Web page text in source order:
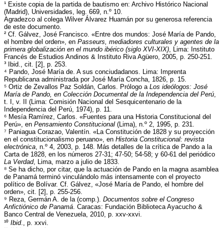
¹ Existe copia de la partida de bautismo en: Archivo Histórico Nacional
(Madrid), Universidades, leg. 669, n.º 10.
Agradezco al colega Wilver Álvarez Huamán por su generosa referencia
de este documento.
² Cf. Gálvez, José Francisco. «Entre dos mundos: José María de Pando,
el hombre del orden», en Passeurs, mediadores culturales y agentes de la
primera globalización en el mundo ibérico (siglo XVI-XIX), Lima: Instituto
Francés de Estudios Andinos & Instituto Riva Agüero, 2005, p. 250-251.
³ Ibid., cit. [2], p. 253.
⁴ Pando, José María de. A sus conciudadanos. Lima: Imprenta
Republicana administrada por José María Concha, 1826, p. 15.
⁵ Ortiz de Zevallos Paz Soldán, Carlos. Prólogo a Los ideólogos: José
María de Pando, en Colección Documental de la Independencia del Perú,
t. I, v. II (Lima: Comisión Nacional del Sesquicentenario de la
Independencia del Perú, 1974), p. 11.
⁶ Mesía Ramírez, Carlos. «Fuentes para una Historia Constitucional del
Perú», en Pensamiento Constitucional (Lima), n.º 2, 1995, p. 231.
⁷ Paniagua Corazao, Valentín. «La Constitución de 1828 y su proyección
en el constitucionalismo peruano», en Historia Constitucional: revista
electrónica, n.º 4, 2003, p. 148. Más detalles de la crítica de Pando a la
Carta de 1828, en los números 27-31; 47-50; 54-58; y 60-61 del periódico
La Verdad, Lima, marzo a julio de 1833.
⁸ Se ha dicho, por citar, que la actuación de Pando en la magna asamblea
de Panamá terminó vinculándolo más intensamente con el proyecto
político de Bolívar. Cf. Gálvez, «José María de Pando, el hombre del
orden», cit. [2], p. 255-256.
⁹ Reza, Germán A. de la (comp.). Documentos sobre el Congreso
Anfictiónico de Panamá. Caracas: Fundación Biblioteca Ayacucho &
Banco Central de Venezuela, 2010, p. xxv-xxvi.
¹⁰ Ibid., p. xxvi.